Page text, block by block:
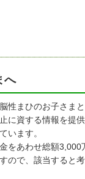
へ
まひのお子さま
に資する情報を提
います。
あわせ総額
ので、該当すると